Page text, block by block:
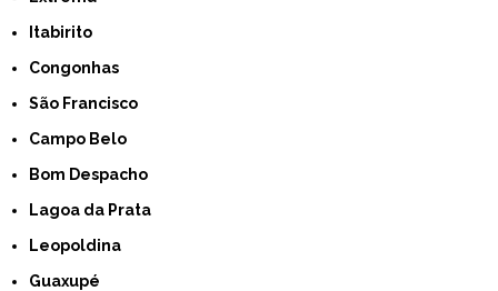
Itabirito
Congonhas
São Francisco
Campo Belo
Bom Despacho
Lagoa da Prata
Leopoldina
Guaxupé